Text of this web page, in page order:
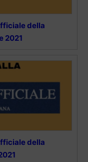
della
2021
della